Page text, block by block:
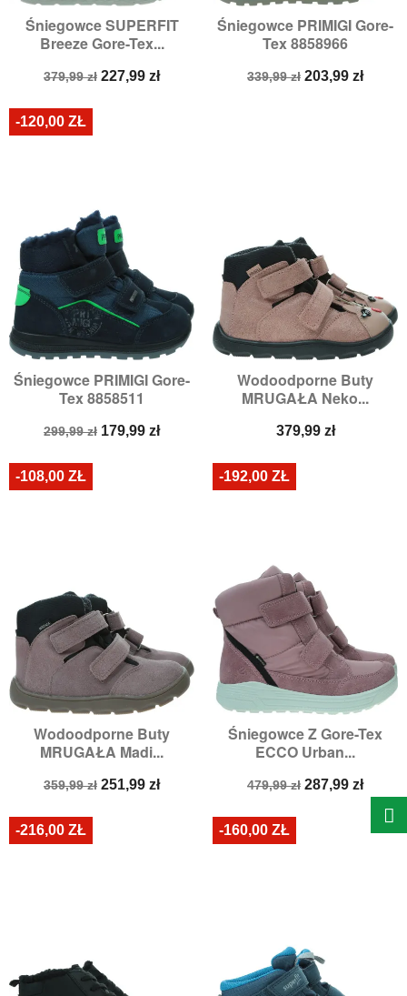
Śniegowce SUPERFIT
Breeze Gore-Tex...
Cena
379,99 zł Cena
227,99 zł
Śniegowce PRIMIGI Gore-
Tex 8858966
Cena
339,99 zł Cena
203,99 zł
Śniegowce PRIMIGI Gore-
Tex 8858511
Cena
299,99 zł Cena
179,99 zł
-120,00 ZŁ
Wodoodporne Buty
MRUGAŁA Neko...
Cena
379,99 zł
Wodoodporne Buty
MRUGAŁA Madi...
Cena
359,99 zł Cena
251,99 zł
-108,00 ZŁ
Śniegowce Z Gore-Tex
ECCO Urban...
Cena
479,99 zł Cena
287,99 zł
-192,00 ZŁ
-216,00 ZŁ -160,00 ZŁ